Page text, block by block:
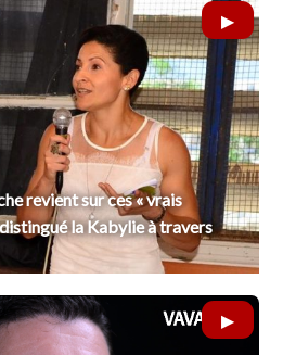
revient sur ces « vrais
la Kabylie à travers